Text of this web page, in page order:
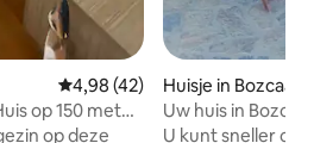
Gemiddelde beoordeling van
4,98 (42)
op 150 meter
zeeop deze
Huisje in Bozcaada
Uw huis in
Bozcaada
U kunt sneller